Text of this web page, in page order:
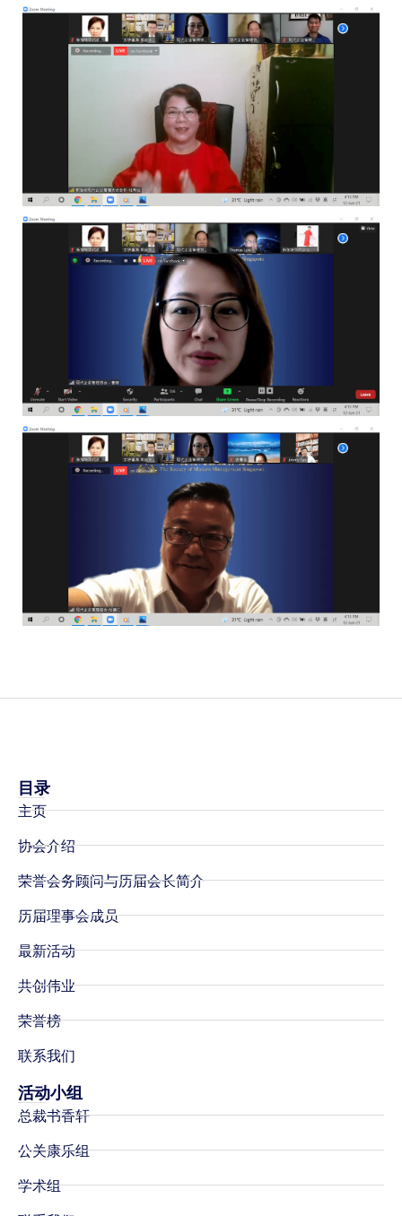
目录
主页
协会介绍
荣誉会务顾问与历届会长简介
历届理事会成员
最新活动
共创伟业
荣誉榜
联系我们
活动小组
总裁书香轩
公关康乐组
学术组